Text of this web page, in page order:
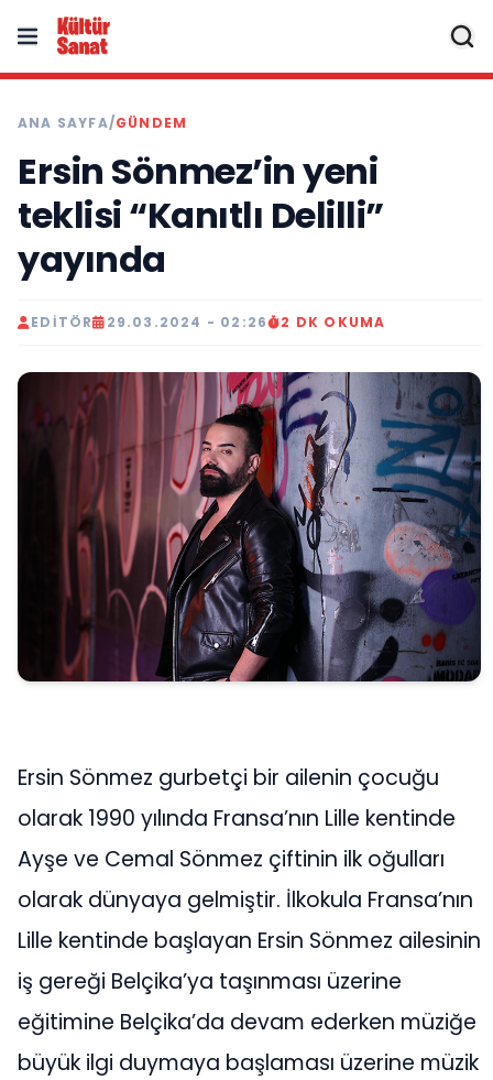
ANA SAYFA/GÜNDEM
Ersin Sönmez’in yeni
teklisi “Kanıtlı Delilli”
yayında
EDITÖR 29.03.2024 - 02:26 2 DK OKUMA
Ersin Sönmez gurbetçi bir ailenin çocuğu
olarak 1990 yılında Fransa’nın Lille kentinde
Ayşe ve Cemal Sönmez çiftinin ilk oğulları
olarak dünyaya gelmiştir. İlkokula Fransa’nın
Lille kentinde başlayan Ersin Sönmez ailesinin
iş gereği Belçika’ya taşınması üzerine
eğitimine Belçika’da devam ederken müziğe
büyük ilgi duymaya başlaması üzerine müzik